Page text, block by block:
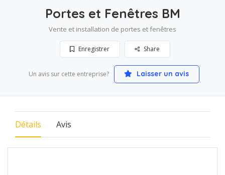
Portes et Fenêtres BM
Vente et installation de portes et fenêtres
Enregistrer Share
Un avis sur cette entreprise? Laisser un avis
Détails Avis